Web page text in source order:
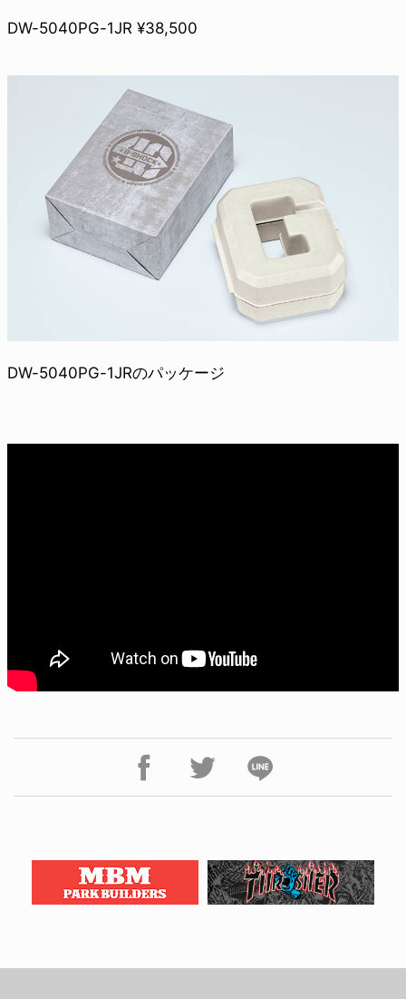
DW-5040PG-1JR ¥38,500
DW-5040PG-1JRのパッケージ